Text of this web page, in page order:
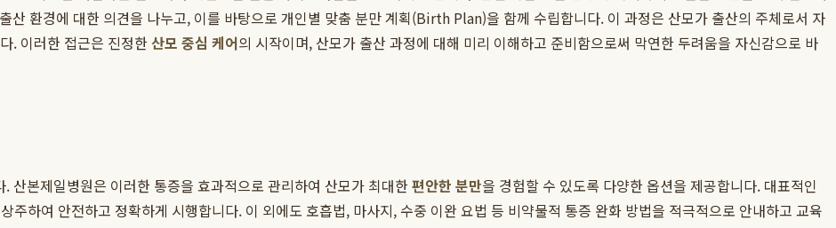
산 환경에 대한 의견을 나누고, 이를 바탕으로 개인별 맞춤 분만 계획(Birth Plan)을 함께 수립합니다. 이 과정은 산모가 출산의 주체로서 자
. 이러한 접근은 진정한 산모 중심 케어의 시작이며, 산모가 출산 과정에 대해 미리 이해하고 준비함으로써 막연한 두려움을 자신감으로 바
산본제일병원은 이러한 통증을 효과적으로 관리하여 산모가 최대한편안한 분만을 경험할 수 있도록 다양한 옵션을 제공합니다. 대표적인
주하여 안전하고 정확하게 시행합니다. 이 외에도 호흡법, 마사지, 수중 이완 요법 등 비약물적 통증 완화 방법을 적극적으로 안내하고 교육